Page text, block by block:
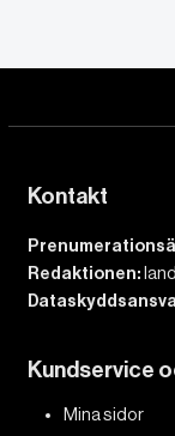
Kontakt
Redaktionen:
Kundservice
Mina sidor